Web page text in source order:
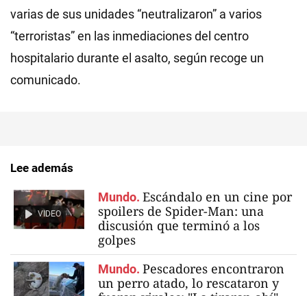
varias de sus unidades “neutralizaron” a varios
“terroristas” en las inmediaciones del centro
hospitalario durante el asalto, según recoge un
comunicado.
Lee además
VIDEO
Mundo. Escándalo en un cine por
spoilers de Spider-Man: una
discusión que terminó a los
golpes
Mundo. Pescadores encontraron
un perro atado, lo rescataron y